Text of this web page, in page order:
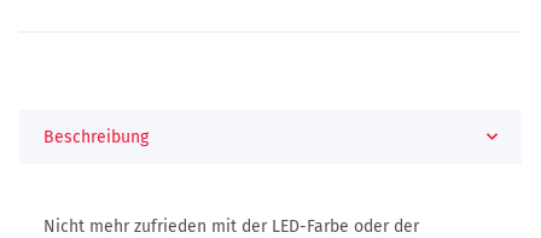
Beschreibung
Nicht mehr zufrieden mit der LED-Farbe oder der